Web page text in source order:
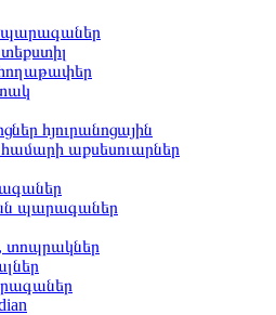
պարագաներ
տեքստիլ
հյուրանոցային
համարի աքսեսուարներ
պարագաներ
տոպրակներ